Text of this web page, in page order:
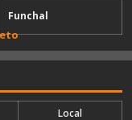
Funchal
Local